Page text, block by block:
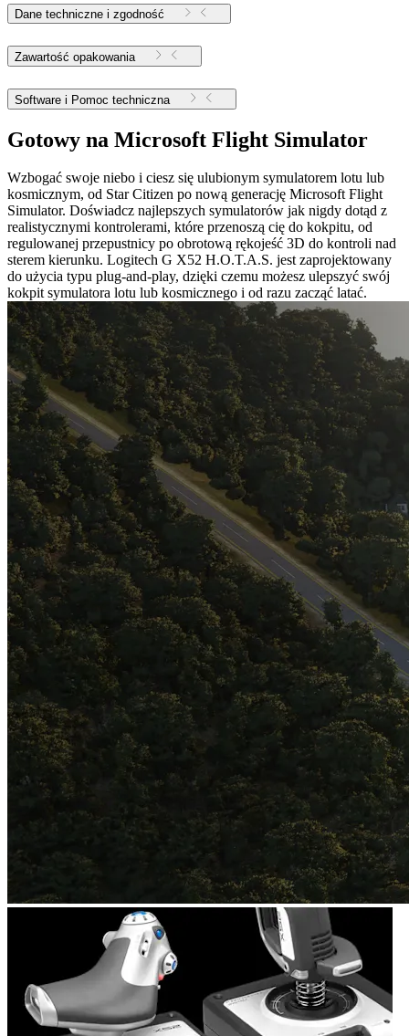
Dane techniczne i zgodność
Zawartość opakowania
Software i Pomoc techniczna
Gotowy na Microsoft Flight Simulator
Wzbogać swoje niebo i ciesz się ulubionym symulatorem lotu lub
kosmicznym, od Star Citizen po nową generację Microsoft Flight
Simulator. Doświadcz najlepszych symulatorów jak nigdy dotąd z
realistycznymi kontrolerami, które przenoszą cię do kokpitu, od
regulowanej przepustnicy po obrotową rękojeść 3D do kontroli nad
sterem kierunku. Logitech G X52 H.O.T.A.S. jest zaprojektowany
do użycia typu plug-and-play, dzięki czemu możesz ulepszyć swój
kokpit symulatora lotu lub kosmicznego i od razu zacząć latać.